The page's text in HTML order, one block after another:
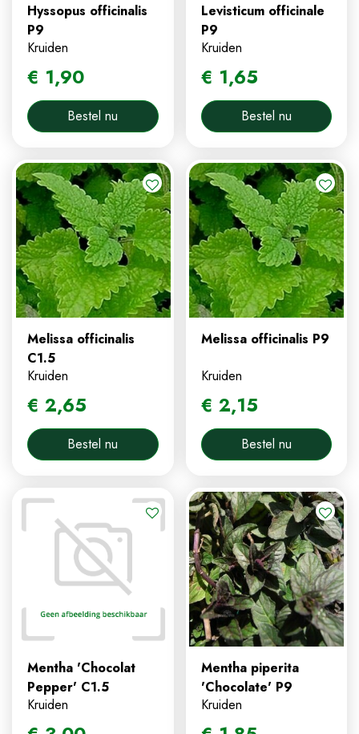
Hyssopus officinalis
P9
Kruiden
€ 1,90
Bestel nu
Levisticum officinale
P9
Kruiden
€ 1,65
Bestel nu
Melissa officinalis
C1.5
Kruiden
€ 2,65
Bestel nu
Melissa officinalis P9
Kruiden
€ 2,15
Bestel nu
Mentha 'Chocolat
Pepper' C1.5
Kruiden
Mentha piperita
'Chocolate' P9
Kruiden